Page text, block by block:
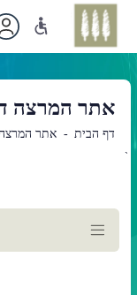
אתר המרצה
דף הבית אתר
`
תוכן
ראשי